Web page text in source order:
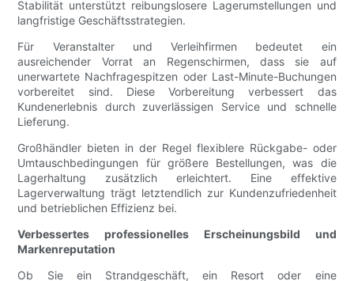
Stabilität unterstützt reibungslosere Lagerumstellungen und
langfristige Geschäftsstrategien.
Für Veranstalter und Verleihfirmen bedeutet ein
ausreichender Vorrat an Regenschirmen, dass sie auf
unerwartete Nachfragespitzen oder Last-Minute-Buchungen
vorbereitet sind. Diese Vorbereitung verbessert das
Kundenerlebnis durch zuverlässigen Service und schnelle
Lieferung.
Großhändler bieten in der Regel flexiblere Rückgabe- oder
Umtauschbedingungen für größere Bestellungen, was die
Lagerhaltung zusätzlich erleichtert. Eine effektive
Lagerverwaltung trägt letztendlich zur Kundenzufriedenheit
und betrieblichen Effizienz bei.
Verbessertes professionelles Erscheinungsbild und
Markenreputation
Ob Sie ein Strandgeschäft, ein Resort oder eine